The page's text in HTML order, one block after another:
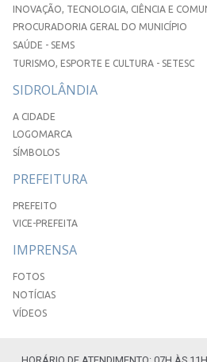
INOVAÇÃO, TECNOLOGIA, CIÊNCIA E
PROCURADORIA GERAL DO MUNICÍPIO
SAÚDE - SEMS
TURISMO, ESPORTE E CULTURA - SETESC
SIDROLÂNDIA
A CIDADE
LOGOMARCA
SÍMBOLOS
PREFEITURA
PREFEITO
VICE-PREFEITA
IMPRENSA
FOTOS
NOTÍCIAS
VÍDEOS